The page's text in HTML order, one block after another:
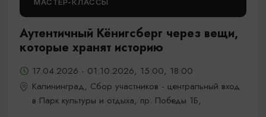
Аутентичный Кёнигсберг через вещи,
которые хранят историю
17.04.2026 - 01.10.2026, 15:00, 18:00
Калининград, Сбор участников - центральный вход
в Парк культуры и отдыха, пр. Победы 1Б,